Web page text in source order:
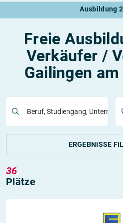
Ausbildung
Freie
Verkäufer /
Gailingen
Beruf, Studiengang,
ERGEBNISSE
36
Plätze